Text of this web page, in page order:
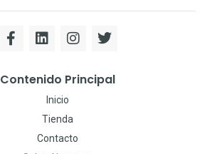
Contenido Principal
Inicio
Tienda
Contacto